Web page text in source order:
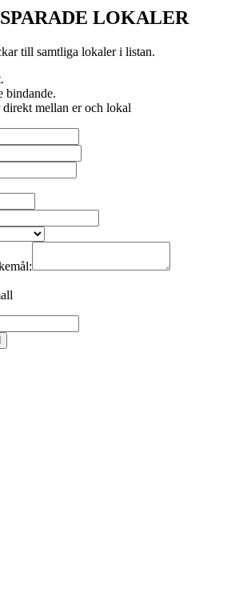
LOKALER
till samtliga lokaler i listan.
bindande.
mellan er och lokal